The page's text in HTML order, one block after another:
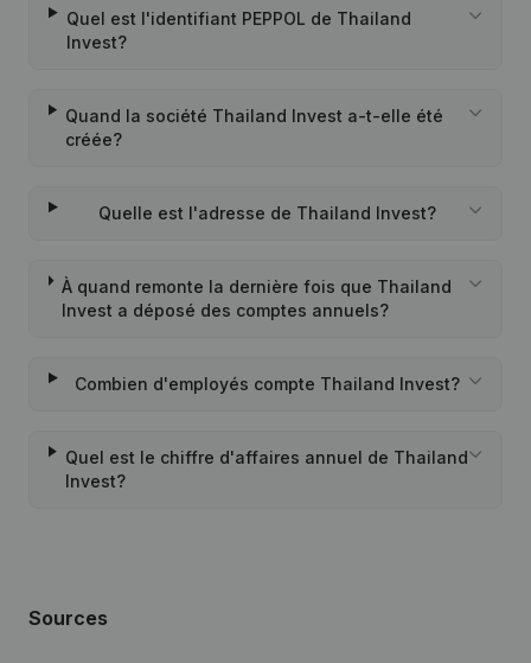
Quel est l'identifiant PEPPOL de Thailand
Invest?
Quand la société Thailand Invest a-t-elle été
créée?
Quelle est l'adresse de Thailand Invest?
À quand remonte la dernière fois que Thailand
Invest a déposé des comptes annuels?
Combien d'employés compte Thailand Invest?
Quel est le chiffre d'affaires annuel de Thailand
Invest?
Sources